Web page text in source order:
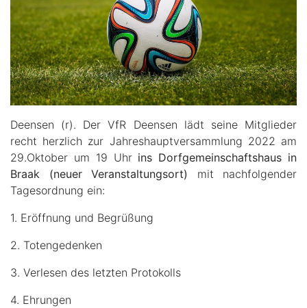
Deensen (r). Der VfR Deensen lädt seine Mitglieder
recht herzlich zur Jahreshauptversammlung 2022 am
29.Oktober um 19 Uhr ins Dorfgemeinschaftshaus in
Braak (neuer Veranstaltungsort) mit nachfolgender
Tagesordnung ein:
1. Eröffnung und Begrüßung
2. Totengedenken
3. Verlesen des letzten Protokolls
4. Ehrungen